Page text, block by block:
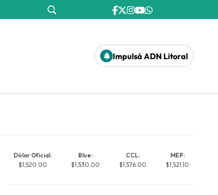
Impulsá ADN Litoral
Dólar Oficial:
$1,520.00
Blue:
$1,530.00
CCL:
$1,576.00
MEP:
$1,521.10